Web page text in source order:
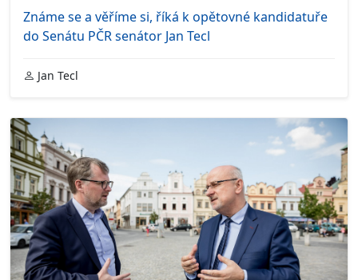
Známe se a věříme si, říká k opětovné kandidatuře
do Senátu PČR senátor Jan Tecl
Jan Tecl